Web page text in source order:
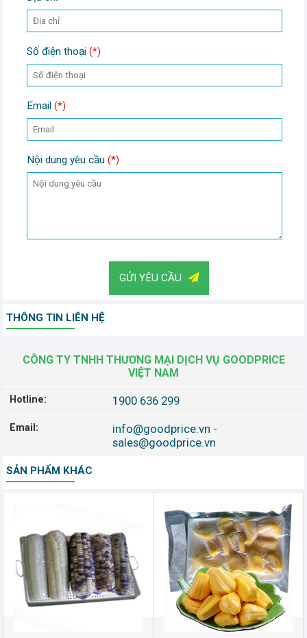
Số điện thoại (*)
Email (*)
Nội dung yêu cầu (*)
GỬI YÊU CẦU
THÔNG TIN LIÊN HỆ
CÔNG TY TNHH THƯƠNG MẠI DỊCH VỤ GOODPRICE
VIỆT NAM
Hotline: 1900 636 299
Email: info@goodprice.vn -
sales@goodprice.vn
SẢN PHẨM KHÁC